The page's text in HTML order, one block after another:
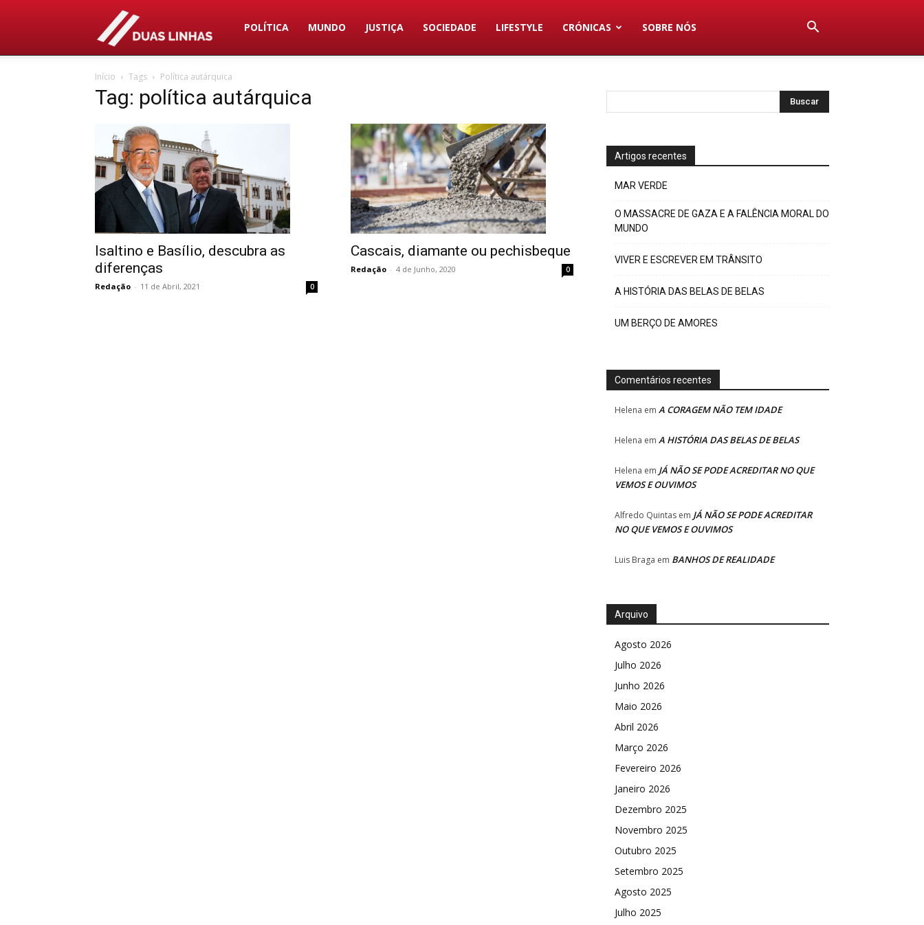
Duas
POLÍTICA MUNDO JUSTIÇA SOCIEDADE LIFESTYLE CRÓNICAS SOBRE NÓS
Início Tags Política autárquica
Tag: política autárquica
Isaltino e Basílio, descubra as
diferenças
Redação - 11 de Abril, 2021 0
Cascais, diamante ou pechisbeque
Redação - 4 de Junho, 2020 0
Artigos recentes
MAR VERDE
O MASSACRE DE GAZA E A FALÊNCIA MORAL DO
MUNDO
VIVER E ESCREVER EM TRÂNSITO
A HISTÓRIA DAS BELAS DE BELAS
UM BERÇO DE AMORES
Comentários recentes
Helena em A CORAGEM NÃO TEM IDADE
Helena em A HISTÓRIA DAS BELAS DE BELAS
Helena em JÁ NÃO SE PODE ACREDITAR NO QUE
VEMOS E OUVIMOS
Alfredo Quintas em JÁ NÃO SE PODE ACREDITAR
NO QUE VEMOS E OUVIMOS
Luis Braga em BANHOS DE REALIDADE
Arquivo
Agosto 2026
Julho 2026
Junho 2026
Maio 2026
Abril 2026
Março 2026
Fevereiro 2026
Janeiro 2026
Dezembro 2025
Novembro 2025
Outubro 2025
Setembro 2025
Agosto 2025
Julho 2025